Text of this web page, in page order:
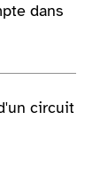
dans
circuit